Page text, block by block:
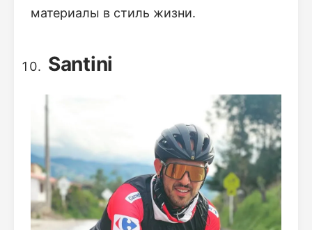
материалы в стиль жизни.
Santini